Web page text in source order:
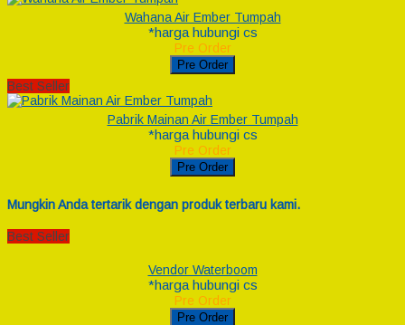
Wahana Air Ember Tumpah
*harga hubungi cs
Pre Order
Pre Order
Best Seller
Pabrik Mainan Air Ember Tumpah
*harga hubungi cs
Pre Order
Pre Order
Mungkin Anda tertarik dengan produk terbaru kami.
Best Seller
Vendor Waterboom
*harga hubungi cs
Pre Order
Pre Order